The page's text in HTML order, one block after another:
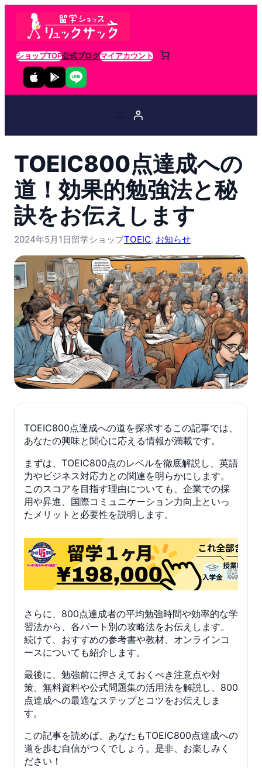
ショップTOP公式ブログマイアカウント
TOEIC800点達成への
道！効果的勉強法と秘
訣をお伝えします
2024年5月1日留学ショップTOEIC, お知らせ
TOEIC800点達成への道を探求するこの記事では、
あなたの興味と関心に応える情報が満載です。
まずは、TOEIC800点のレベルを徹底解説し、英語
力やビジネス対応力との関連を明らかにします。
このスコアを目指す理由についても、企業での採
用や昇進、国際コミュニケーション力向上といっ
たメリットと必要性を説明します。
さらに、800点達成者の平均勉強時間や効率的な学
習法から、各パート別の攻略法をお伝えします。
続けて、おすすめの参考書や教材、オンラインコ
ースについても紹介します。
最後に、勉強前に押さえておくべき注意点や対
策、無料資料や公式問題集の活用法を解説し、800
点達成への最適なステップとコツをお伝えしま
す。
この記事を読めば、あなたもTOEIC800点達成への
道を歩む自信がつくでしょう。是非、お楽しみく
ださい！